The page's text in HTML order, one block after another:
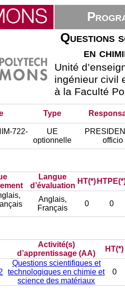
Questions
en
Unité
ingénieur civil
à la Faculté
Type
722-
UE
optionnelle
officio
Langue
d’évaluation
HT(*)
Anglais,
Français
0 0
Activité(s)
d’apprentissage (AA)
HT(*)
Questions scientifiques et
technologiques en chimie et
science des matériaux
0